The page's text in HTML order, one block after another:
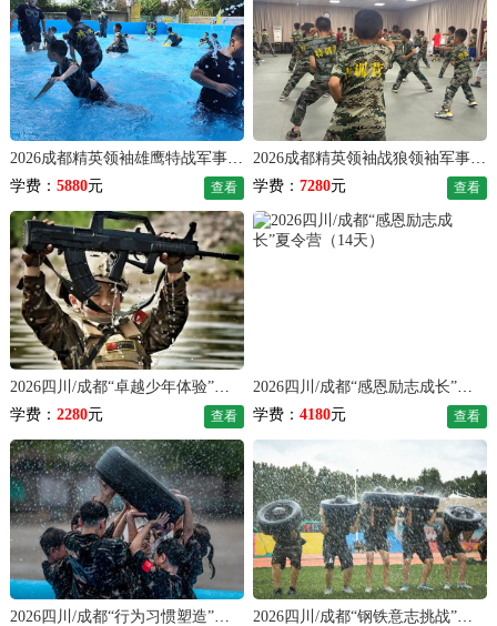
2026成都精英领袖雄鹰特战军事夏令营（28天）
学费： 5880元 查看
2026成都精英领袖战狼领袖军事夏令营（35天）
学费：7280元 查看
2026四川/成都“卓越少年体验”夏令营（7天）
学费： 2280元 查看
2026四川/成都“感恩励志成长”夏令营（14天）
学费：4180元 查看
2026四川/成都“行为习惯塑造”夏令营（21天）